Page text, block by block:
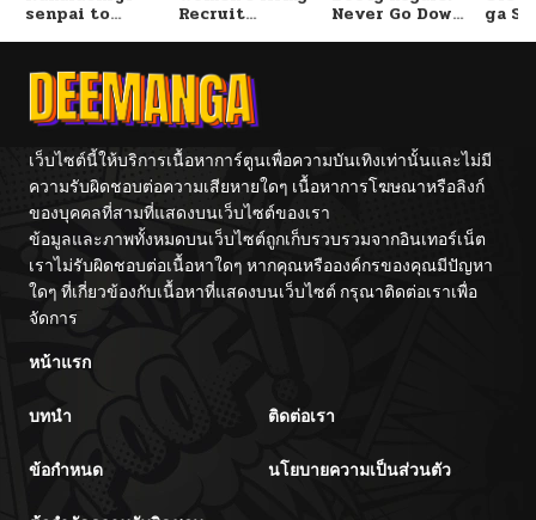
ตอนที่ 76 04/02/2025
ตอนที่ 75
ตอนที่ 74 04/02/2025
ตอนที่ 73 04/02/2025
ตอนที่ 72 04/02/2025
ตอนที่ 71
ตอนที่ 70
senpai to Recruit Never Go Down ga
เว็บไซต์นี้ให้บริการเนื้อหาการ์ตูนเพื่อความบันเทิงเท่านั้นและไม่มี
ความรับผิดชอบต่อความเสียหายใดๆ เนื้อหาการโฆษณาหรือลิงก์
ของบุคคลที่สามที่แสดงบนเว็บไซต์ของเรา
ข้อมูลและภาพทั้งหมดบนเว็บไซต์ถูกเก็บรวบรวมจากอินเทอร์เน็ต
เราไม่รับผิดชอบต่อเนื้อหาใดๆ หากคุณหรือองค์กรของคุณมีปัญหา
ใดๆ ที่เกี่ยวข้องกับเนื้อหาที่แสดงบนเว็บไซต์ กรุณาติดต่อเราเพื่อ
จัดการ
หน้าแรก
บทนำ ติดต่อเรา
ข้อกำหนด นโยบายความเป็นส่วนตัว